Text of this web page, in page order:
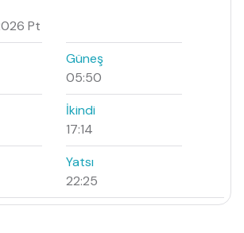
Pt
Güneş
05:50
İkindi
17:14
Yatsı
22:25